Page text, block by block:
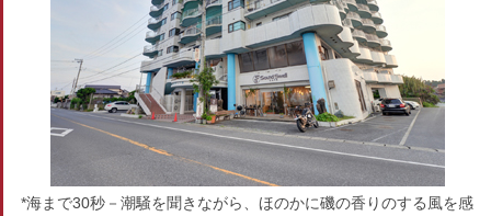
*海まで30秒－潮騒を聞きながら、ほのかに磯の香りのする風を感